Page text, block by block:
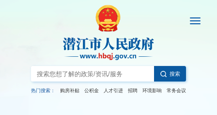
搜索
热门搜索： 购房补贴 公积金 人才引进 招聘 环境影响 常务会议